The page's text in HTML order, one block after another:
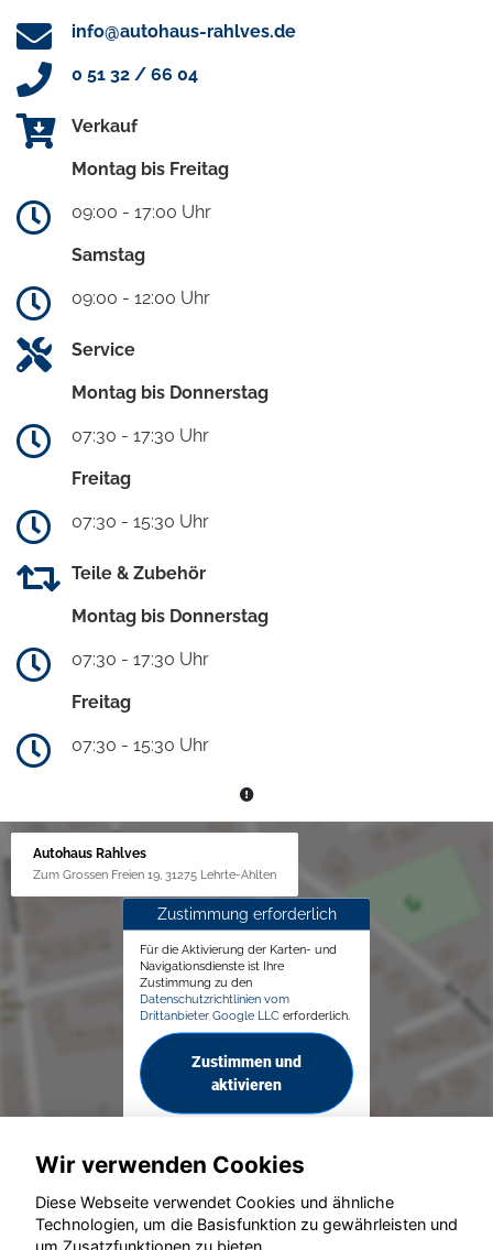
info@autohaus-rahlves.de
0 51 32 / 66 04
Verkauf
Montag bis Freitag
09:00 - 17:00 Uhr
Samstag
09:00 - 12:00 Uhr
Service
Montag bis Donnerstag
07:30 - 17:30 Uhr
Freitag
07:30 - 15:30 Uhr
Teile & Zubehör
Montag bis Donnerstag
07:30 - 17:30 Uhr
Freitag
07:30 - 15:30 Uhr
Autohaus Rahlves
Zum Grossen Freien 19, 31275 Lehrte-Ahlten
Zustimmung erforderlich
Für die Aktivierung der Karten- und
Navigationsdienste ist Ihre
Zustimmung zu den
Datenschutzrichtlinien vom
Drittanbieter Google LLC erforderlich.
Zustimmen und
aktivieren
Wir verwenden Cookies
Diese Webseite verwendet Cookies und ähnliche
Technologien, um die Basisfunktion zu gewährleisten und
um Zusatzfunktionen zu bieten.